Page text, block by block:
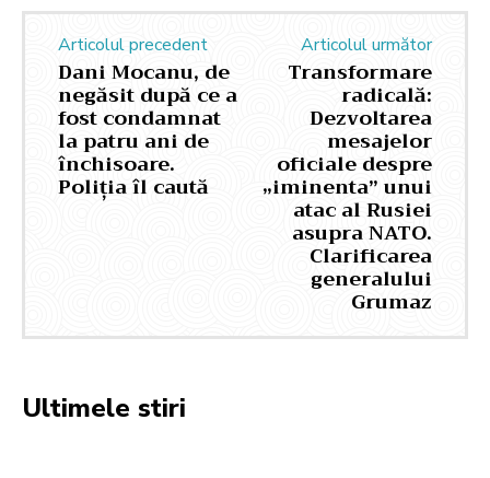
Articolul precedent
Dani Mocanu, de
negăsit după ce a
fost condamnat
la patru ani de
închisoare.
Poliția îl caută
Articolul următor
Transformare
radicală:
Dezvoltarea
mesajelor
oficiale despre
„iminenta” unui
atac al Rusiei
asupra NATO.
Clarificarea
generalului
Grumaz
Ultimele stiri